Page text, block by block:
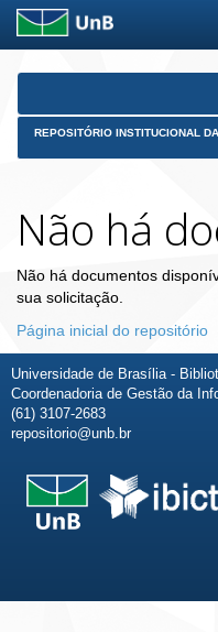
Skip
REPOSITÓRIO INSTITUCIONAL
Não há
Não há documentos
sua solicitação.
Página inicial do repositório
Universidade de Brasília -
Coordenadoria de Gestão da
(61) 3107-2683
repositorio@unb.br